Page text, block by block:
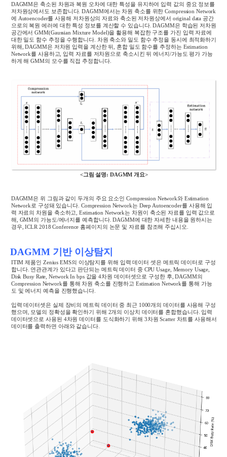
DAGMM은 축소된 차원과 복원 오차에 대한 특성을 유지하여 입력 값의 중요 정보를
저차원상에서도 보존합니다. DAGMM에서는 차원 축소를 위한Compression Network
에 Autoencoder를 사용해 저차원상의 자료와 축소된 저차원상에서 original data공간
으로의 복원 에러에 대한 특성 정보를 계산할 수 있습니다. DAGMM은 학습된 저차원
공간에서GMM(Gaussian Mixture Model)을 활용해 복잡한 구조를 가진 입력 자료에
대한 밀도 함수 추정을 수행합니다. 차원 축소와 밀도 함수 추정을 동시에 최적화하기
위해 , DAGMM은 저차원 입력을 계산한 뒤 ,혼합 밀도 함수를 추정하는 Estimation
Network를 사용하고 입력 자료를 저차원으로 축소시킨 뒤 에너지/가능도 평가 가능
하게 해GMM의 모수를 직접 추정합니다.
<그림 설명: DAGMM 개요>
DAGMM은 위 그림과 같이 두개의 주요 요소인 Compression Network와 Estimation
Network 로 구성돼 있습니다 . Compression Network는 Deep Autoencoder를 사용해 입
력 자료의 차원을 축소하고 , Estimation Network는 차원이 축소된 자료를 입력 값으로
해 , GMM의 가능도/에너지를 예측합니다. DAGMM에 대한 자세한 내용을 원하시는
경우, ICLR 2018 Conference홈페이지의 논문 및 자료를 참조해 주십시오
DAGMM 기반 이상탐지
ITIM제품인 Zenius EMS의 이상탐지를 위해 입력 데이터 셋은 메트릭 데이터로 구성
합니다. 연관관계가 있다고 판단되는 메트릭 데이터 중 CPU Usage, Memory Usage,
Disk Busy Rate, Network In bps 값을4차원 데이터셋으로 구성한 후 , DAGMM의
Compression Network를 통해 차원 축소를 진행하고Estimation Network를 통해 가능
도 및 에너지 예측을 진행했습니다.
입력 데이터셋은 실제 장비의 메트릭 데이터 중 최근 1000개의 데이터를 사용해 구성
했으며
모델의 정확성을 확인하기 위해 2개의 이상치 데이터를 혼합했습니다. 입력
데이터셋으로 사용된 4차원 데이터를 도식화하기 위해 3차원Scatter 차트를 사용해서
데이터를 출력하면 아래와 같습니다.